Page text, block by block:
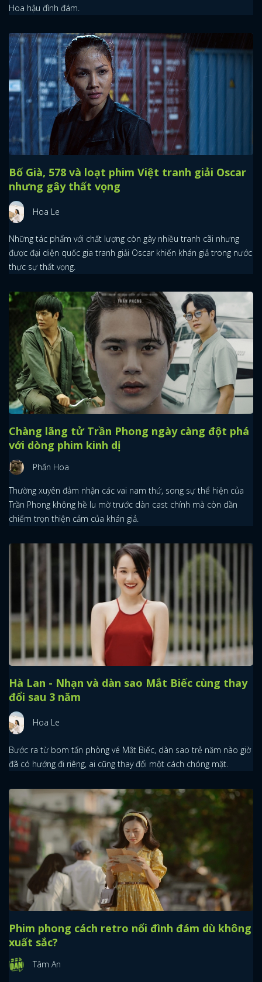
Hoa hậu đình đám.
Bố Già, 578 và loạt phim Việt tranh giải Oscar
nhưng gây thất vọng
Hoa Le
Những tác phẩm với chất lượng còn gây nhiều tranh cãi nhưng
được đại diện quốc gia tranh giải Oscar khiến khán giả trong nước
thực sự thất vọng.
Chàng lãng tử Trần Phong ngày càng đột phá
với dòng phim kinh dị
Phấn Hoa
Thường xuyên đảm nhận các vai nam thứ, song sự thể hiện của
Trần Phong không hề lu mờ trước dàn cast chính mà còn dần
chiếm trọn thiện cảm của khán giả.
Hà Lan - Nhạn và dàn sao Mắt Biếc cùng thay
đổi sau 3 năm
Hoa Le
Bước ra từ bom tấn phòng vé Mắt Biếc, dàn sao trẻ năm nào giờ
đã có hướng đi riêng, ai cũng thay đổi một cách chóng mặt.
Phim phong cách retro nổi đình đám dù không
xuất sắc?
Tâm An